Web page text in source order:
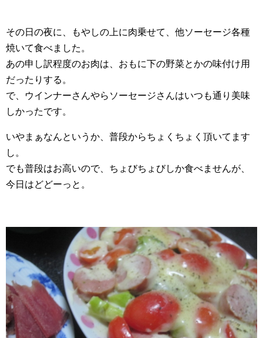
その日の夜に、もやしの上に肉乗せて、他ソーセージ各種
焼いて食べました。
あの申し訳程度のお肉は、おもに下の野菜とかの味付け用
だったりする。
で、ウインナーさんやらソーセージさんはいつも通り美味
しかったです。
いやまぁなんというか、普段からちょくちょく頂いてます
し。
でも普段はお高いので、ちょびちょびしか食べませんが、
今日はどどーっと。